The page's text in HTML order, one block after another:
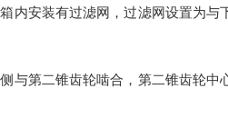
内安装有过滤网，过滤网设置为与
与第二锥齿轮啮合，第二锥齿轮中